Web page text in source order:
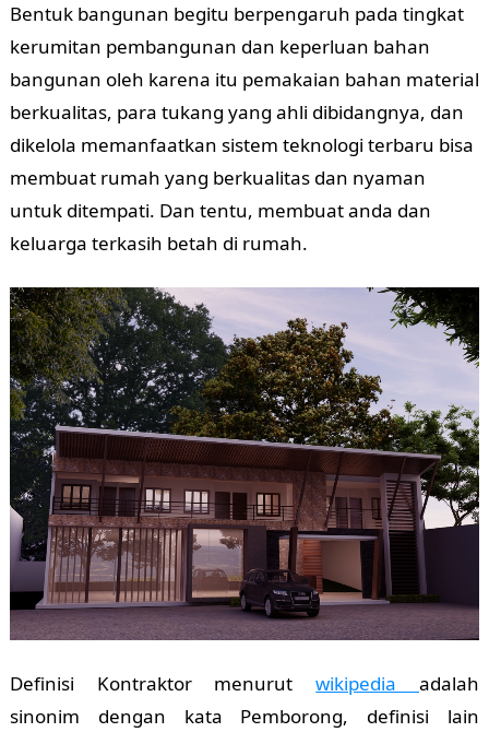
Bentuk bangunan begitu berpengaruh pada tingkat
kerumitan pembangunan dan keperluan bahan
bangunan oleh karena itu pemakaian bahan material
berkualitas, para tukang yang ahli dibidangnya, dan
dikelola memanfaatkan sistem teknologi terbaru bisa
membuat rumah yang berkualitas dan nyaman
untuk ditempati. Dan tentu, membuat anda dan
keluarga terkasih betah di rumah.
Definisi Kontraktor menurutwikipediaadalah
sinonim dengan kata Pemborong, definisi lain